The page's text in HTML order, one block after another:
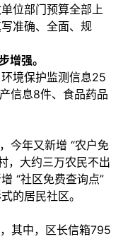
位部门预算全部上
准确、全面、规
增强。
境保护监测信息25
信息8件、食品药品
年又新增 “农户免
，大约三万农民不出
“社区免费查询点”
的居民社区。
其中，区长信箱795